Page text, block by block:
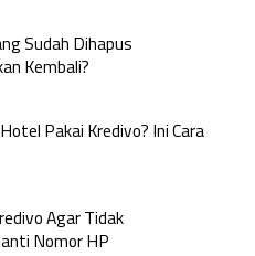
Sudah Dihapus
Kembali?
Pakai Kredivo? Ini Cara
Agar Tidak
Nomor HP